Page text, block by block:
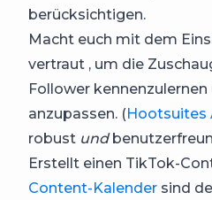
berücksichtigen.
Macht euch mit dem
vertraut , um die
Follower
anzupassen. (Hootsuites
robust und
Erstellt einen TikTok-
Content-Kalender sind